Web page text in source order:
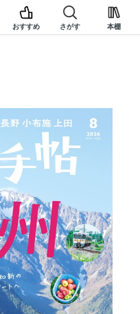
おすすめ さがす 本棚